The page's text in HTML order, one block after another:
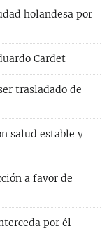
holandesa por
Cardet
trasladado de
salud estable y
a favor de
por él